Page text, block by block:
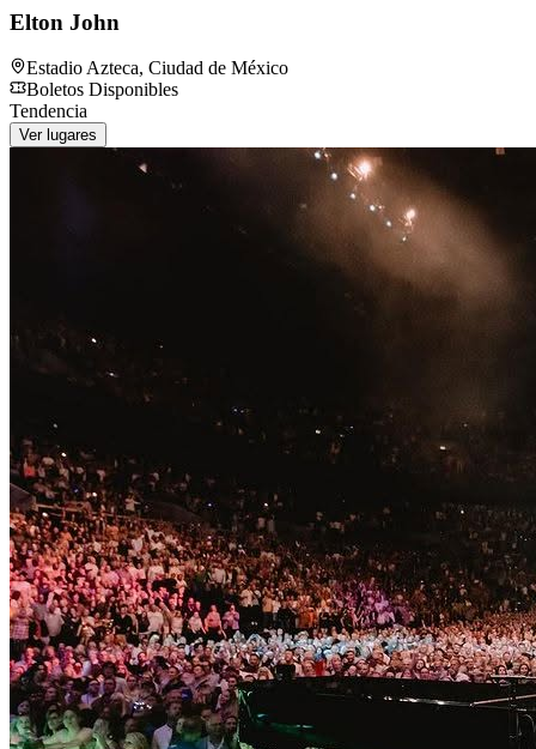
Elton John
Estadio Azteca, Ciudad de México
Boletos Disponibles
Tendencia
Ver lugares